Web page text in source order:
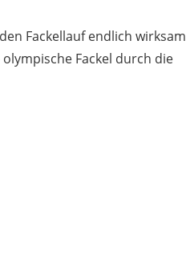
Fackellauf endlich wirksam
Fackel durch die